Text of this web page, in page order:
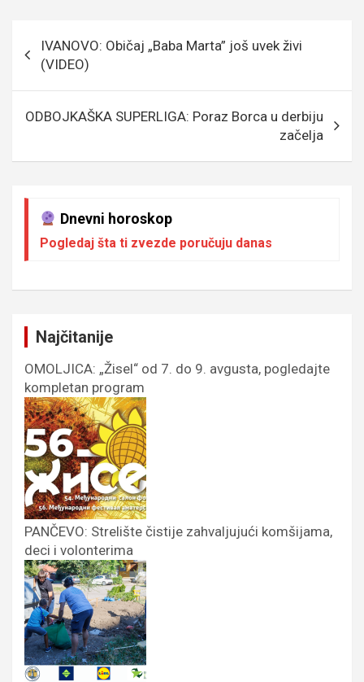
o
o
k
g
e
g
er
p
p
чланка
IVANOVO: Običaj „Baba Marta” još uvek živi
(VIDEO)
ODBOJKAŠKA SUPERLIGA: Poraz Borca u derbiju
začelja
Dnevni horoskop
Pogledaj šta ti zvezde poručuju danas
Najčitanije
OMOLJICA: „Žisel“ od 7. do 9. avgusta, pogledajte
kompletan program
PANČEVO: Strelište čistije zahvaljujući komšijama,
deci i volonterima